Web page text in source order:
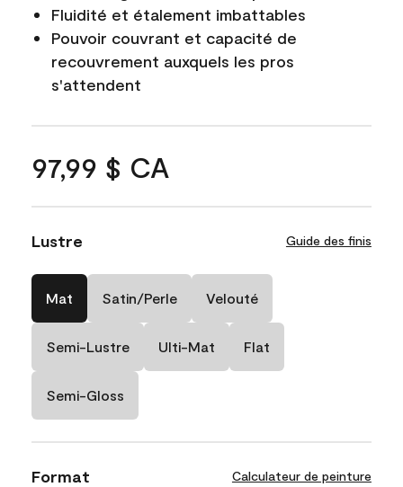
Fluidité et étalement imbattables
Pouvoir couvrant et capacité de
recouvrement auxquels les pros
s'attendent
97,99 $ CA
Lustre Guide des finis
Mat Satin/Perle Velouté
Semi-Lustre Ulti-Mat Flat
Semi-Gloss
Format Calculateur de peinture